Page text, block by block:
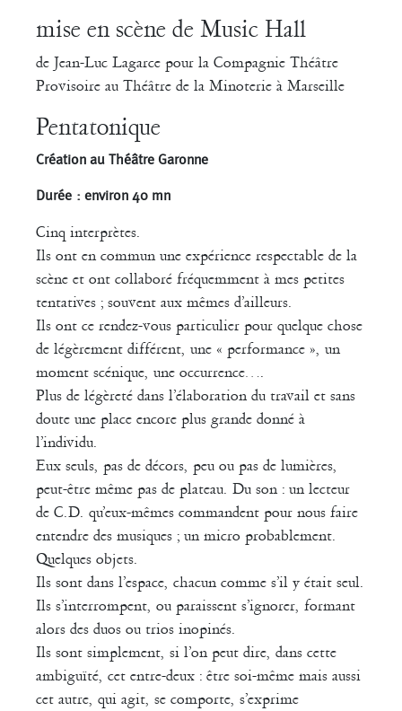
mise en scène de Music Hall
de Jean-Luc Lagarce pour la Compagnie Théâtre
Provisoire au Théâtre de la Minoterie à Marseille
Pentatonique
Création au Théâtre Garonne
Durée : environ 40 mn
Cinq interprètes.
Ils ont en commun une expérience respectable de la
scène et ont collaboré fréquemment à mes petites
tentatives ; souvent aux mêmes d’ailleurs.
Ils ont ce rendez-vous particulier pour quelque chose
de légèrement différent, une « performance », un
moment scénique, une occurrence….
Plus de légèreté dans l’élaboration du travail et sans
doute une place encore plus grande donné à
l’individu.
Eux seuls, pas de décors, peu ou pas de lumières,
peut-être même pas de plateau. Du son : un lecteur
de C.D. qu’eux-mêmes commandent pour nous faire
entendre des musiques ; un micro probablement.
Quelques objets.
Ils sont dans l’espace, chacun comme s’il y était seul.
Ils s’interrompent, ou paraissent s’ignorer, formant
alors des duos ou trios inopinés.
Ils sont simplement, si l’on peut dire, dans cette
ambiguïté, cet entre-deux : être soi-même mais aussi
cet autre, qui agit, se comporte, s’exprime